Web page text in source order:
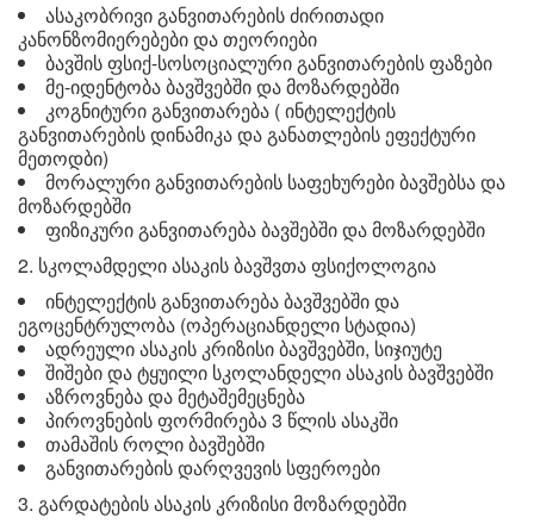
ასაკობრივი განვითარების ძირითადი
კანონზომიერებები და თეორიები
ბავშის ფსიქ-სოსოციალური განვითარების ფაზები
მე-იდენტობა ბავშვებში და მოზარდებში
კოგნიტური განვითარება ( ინტელექტის
განვითარების დინამიკა და განათლების ეფექტური
მეთოდბი)
მორალური განვითარების საფეხურები ბავშებსა და
მოზარდებში
ფიზიკური განვითარება ბავშებში და მოზარდებში
2. სკოლამდელი ასაკის ბავშვთა ფსიქოლოგია
ინტელექტის განვითარება ბავშვებში და
ეგოცენტრულობა (ოპერაციანდელი სტადია)
ადრეული ასაკის კრიზისი ბავშვებში, სიჯიუტე
შიშები და ტყუილი სკოლანდელი ასაკის ბავშვებში
აზროვნება და მეტაშემეცნება
პიროვნების ფორმირება 3 წლის ასაკში
თამაშის როლი ბავშებში
განვითარების დარღვევის სფეროები
3. გარდატების ასაკის კრიზისი მოზარდებში